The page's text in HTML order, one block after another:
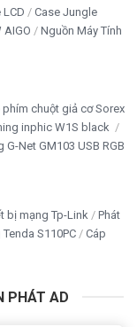
LCD
Case Jungle
AIGO
Nguồn Máy Tính
phím chuột giả cơ Sorex
inphic W1S black
G-Net GM103 USB RGB
bị mạng Tp-Link
Phát
S110PC
Cáp
PHÁT AD